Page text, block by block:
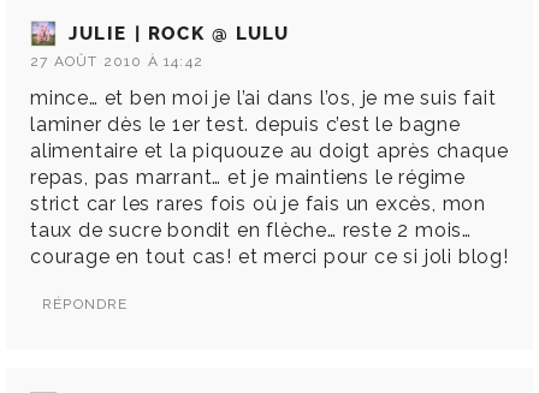
JULIE | ROCK @ LULU
27 AOÛT 2010 À 14:42
mince… et ben moi je l’ai dans l’os, je me suis fait
laminer dès le 1er test. depuis c’est le bagne
alimentaire et la piquouze au doigt après chaque
repas, pas marrant… et je maintiens le régime
strict car les rares fois où je fais un excès, mon
taux de sucre bondit en flèche… reste 2 mois…
courage en tout cas! et merci pour ce si joli blog!
RÉPONDRE